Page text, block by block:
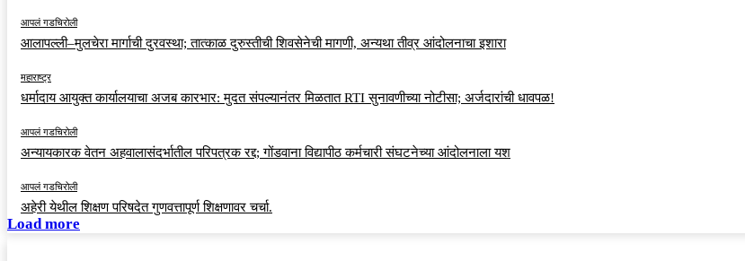
आपलं गडचिरोली
आलापल्ली–मुलचेरा मार्गाची दुरवस्था; तात्काळ दुरुस्तीची शिवसेनेची मागणी, अन्यथा तीव्र आंदोलनाचा इशारा
महाराष्ट्र
धर्मादाय आयुक्त कार्यालयाचा अजब कारभार: मुदत संपल्यानंतर मिळतात RTI सुनावणीच्या नोटीसा; अर्जदारांची धावपळ!
आपलं गडचिरोली
अन्यायकारक वेतन अहवालासंदर्भातील परिपत्रक रद्द; गोंडवाना विद्यापीठ कर्मचारी संघटनेच्या आंदोलनाला यश
आपलं गडचिरोली
अहेरी येथील शिक्षण परिषदेत गुणवत्तापूर्ण शिक्षणावर चर्चा.
Load more